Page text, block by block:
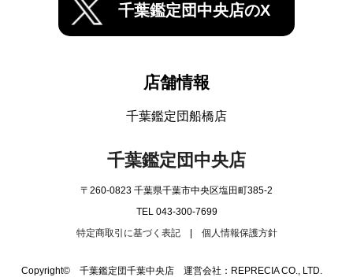
千葉鑑定団中央店のX
店舗情報
千葉鑑定団船橋店
千葉鑑定団中央店
〒260-0823 千葉県千葉市中央区塩田町385-2
TEL 043-300-7699
特定商取引に基づく表記| 個人情報保護方針
Copyright© 千葉鑑定団千葉中央店 運営会社：REPRECIA CO., LTD.